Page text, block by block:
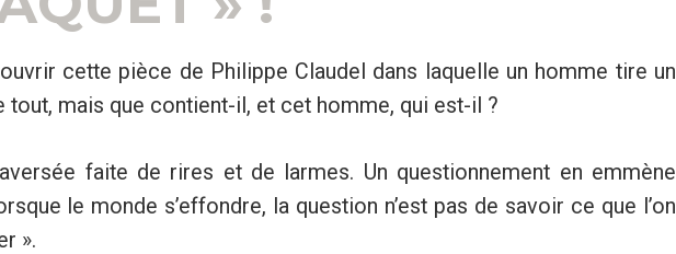
cette pièce de Philippe Claudel dans laquelle un homme tire un
tout, mais que contient-il, et cet homme, qui est-il ?
faite de rires et de larmes. Un questionnement en emmène
le monde s’effondre, la question n’est pas de savoir ce que l’on
».